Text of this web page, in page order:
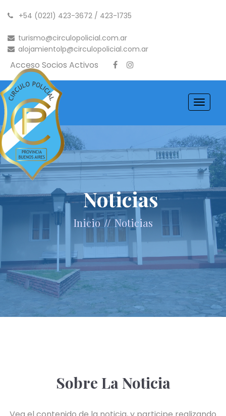
+54 (0221) 423-3672 / 423-1735
turismo@circulopolicial.com.ar
alojamientolp@circulopolicial.com.ar
Acceso Socios Activos
Toggle
Noticias
Inicio // Noticias
Sobre La Noticia